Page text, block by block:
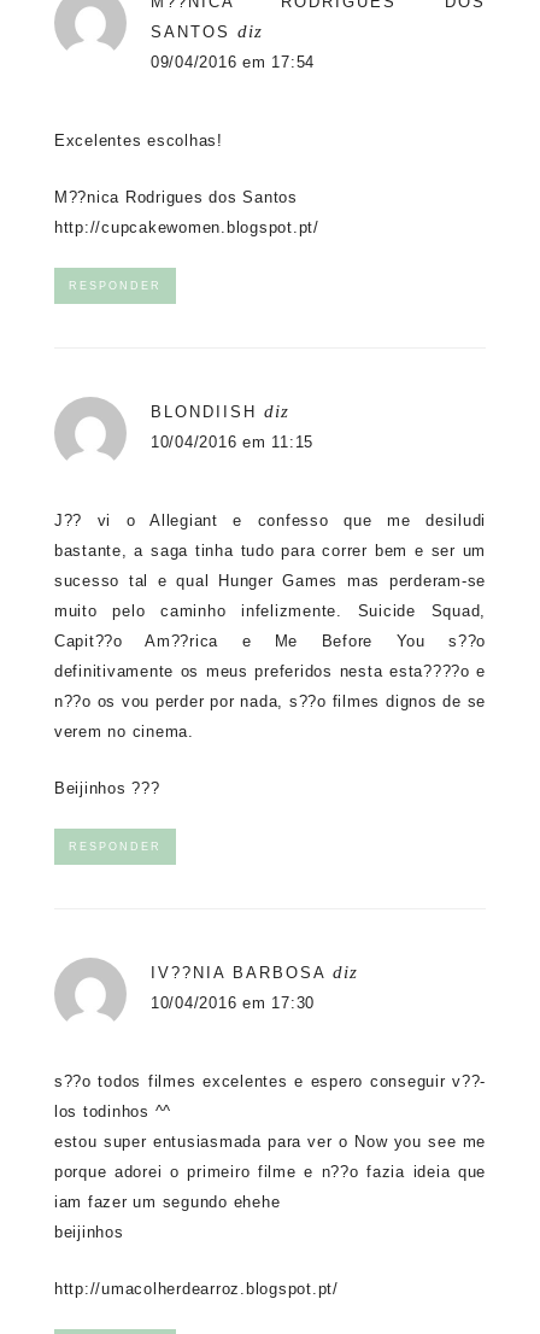
SANTOS diz
09/04/2016 em 17:54
Excelentes escolhas!
M??nica Rodrigues dos Santos
http://cupcakewomen.blogspot.pt/
RESPONDER
BLONDIISH diz
10/04/2016 em 11:15
J?? vi o Allegiant e confesso que me desiludi
bastante, a saga tinha tudo para correr bem e ser um
sucesso tal e qual Hunger Games mas perderam-se
muito pelo caminho infelizmente. Suicide Squad,
Capit??o Am??rica e Me Before You s??o
definitivamente os meus preferidos nesta esta????o e
n??o os vou perder por nada, s??o filmes dignos de se
verem no cinema.
Beijinhos ???
RESPONDER
IV??NIA BARBOSA diz
10/04/2016 em 17:30
s??o todos filmes excelentes e espero conseguir v??-
los todinhos ^^
estou super entusiasmada para ver o Now you see me
porque adorei o primeiro filme e n??o fazia ideia que
iam fazer um segundo ehehe
beijinhos
http://umacolherdearroz.blogspot.pt/